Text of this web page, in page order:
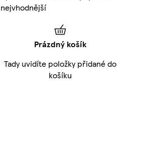
nejvhodnější
Prázdný košík
Tady uvidíte položky přidané do
košíku